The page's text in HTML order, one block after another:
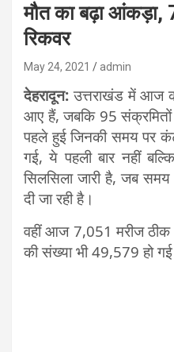
मौत का बढ़ा आंकड़ा,
रिकवर
May 24, 2021 admin
देहरादून: उत्तराखंड में आज
आए हैं, जबकि 95
पहले हुई जिनकी समय पर
गई, ये पहली बार नहीं
सिलसिला जारी है, जब समय
दी जा रही है।
वहीं आज 7,051 मरीज ठीक
की संख्या भी 49,579 हो